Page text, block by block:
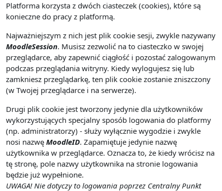
Platforma korzysta z dwóch ciasteczek (cookies), które są
konieczne do pracy z platformą.
Najważniejszym z nich jest plik cookie sesji, zwykle nazywany
MoodleSession. Musisz zezwolić na to ciasteczko w swojej
przeglądarce, aby zapewnić ciągłość i pozostać zalogowanym
podczas przeglądania witryny. Kiedy wylogujesz się lub
zamkniesz przeglądarkę, ten plik cookie zostanie zniszczony
(w Twojej przeglądarce i na serwerze).
Drugi plik cookie jest tworzony jedynie dla użytkowników
wykorzystujących specjalny sposób logowania do platformy
(np. administratorzy) - służy wyłącznie wygodzie i zwykle
nosi nazwę MoodleID. Zapamiętuje jedynie nazwę
użytkownika w przeglądarce. Oznacza to, że kiedy wrócisz na
tę stronę, pole nazwy użytkownika na stronie logowania
będzie już wypełnione.
UWAGA! Nie dotyczy to logowania poprzez Centralny Punkt